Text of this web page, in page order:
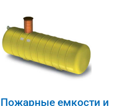
Пожарные емкости и